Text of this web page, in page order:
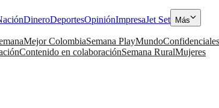
DineroDeportesOpiniónImpresaJet Set Más
Mejor ColombiaSemana PlayMundoConfidenciales
Contenido en colaboraciónSemana RuralMujeres